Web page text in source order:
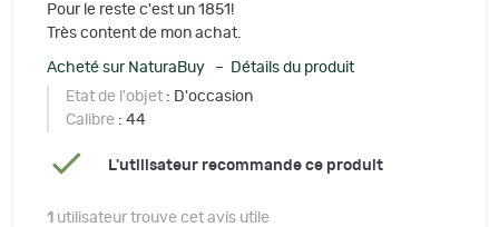
Pour le reste c'est un 1851!
Très content de mon achat.
Acheté sur NaturaBuy – Détails du produit
Etat de l'objet : D'occasion
Calibre : 44
L'utilisateur recommande ce produit
1 utilisateur trouve cet avis utile